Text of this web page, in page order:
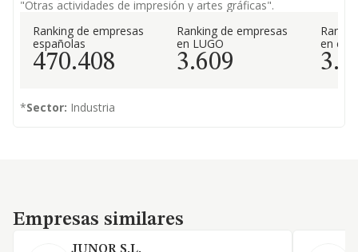
"Otras actividades de impresión y artes gráficas".
Ranking de empresas
españolas
470.408
Ranking de empresas
en LUGO
3.609
en el
*Sector: Industria
Empresas similares
Empresas similares